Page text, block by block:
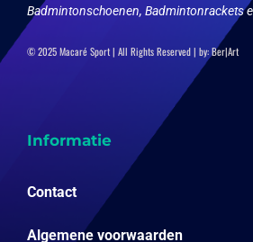
Badmintonschoenen, Badmintonrackets
© 2025 Macaré Sport | All Rights Reserved | by:Ber|Art
Informatie
Contact
Algemene voorwaarden